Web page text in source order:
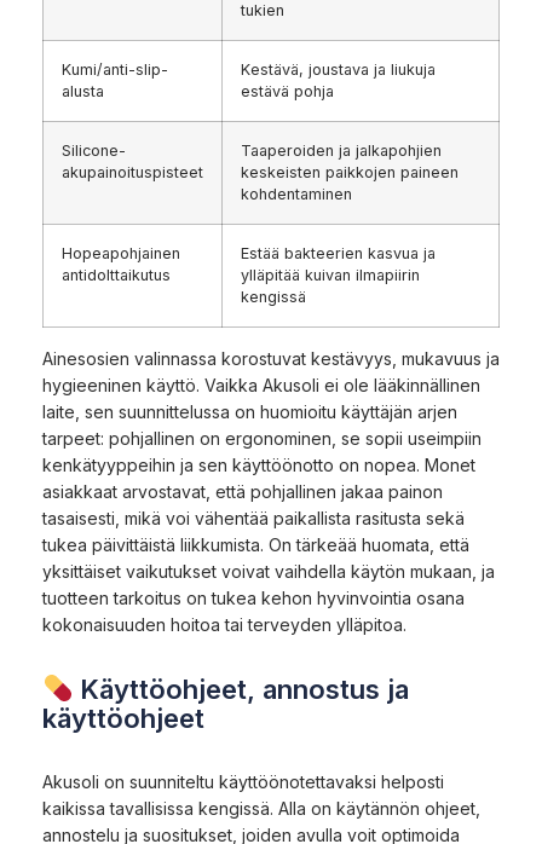
tukien
Kumi/anti-slip-
alusta
Kestävä, joustava ja liukuja
estävä pohja
Silicone-
akupainoituspisteet
Taaperoiden ja jalkapohjien
keskeisten paikkojen paineen
kohdentaminen
Hopeapohjainen
antidolttaikutus
Estää bakteerien kasvua ja
ylläpitää kuivan ilmapiirin
kengissä
Ainesosien valinnassa korostuvat kestävyys, mukavuus ja
hygieeninen käyttö. Vaikka Akusoli ei ole lääkinnällinen
laite, sen suunnittelussa on huomioitu käyttäjän arjen
tarpeet: pohjallinen on ergonominen, se sopii useimpiin
kenkätyyppeihin ja sen käyttöönotto on nopea. Monet
asiakkaat arvostavat, että pohjallinen jakaa painon
tasaisesti, mikä voi vähentää paikallista rasitusta sekä
tukea päivittäistä liikkumista. On tärkeää huomata, että
yksittäiset vaikutukset voivat vaihdella käytön mukaan, ja
tuotteen tarkoitus on tukea kehon hyvinvointia osana
kokonaisuuden hoitoa tai terveyden ylläpitoa.
Käyttöohjeet, annostus ja
käyttöohjeet
Akusoli on suunniteltu käyttöönotettavaksi helposti
kaikissa tavallisissa kengissä. Alla on käytännön ohjeet,
annostelu ja suositukset, joiden avulla voit optimoida